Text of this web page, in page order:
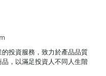
投資服務，致力於產品品質
，以滿足投資人不同人生階